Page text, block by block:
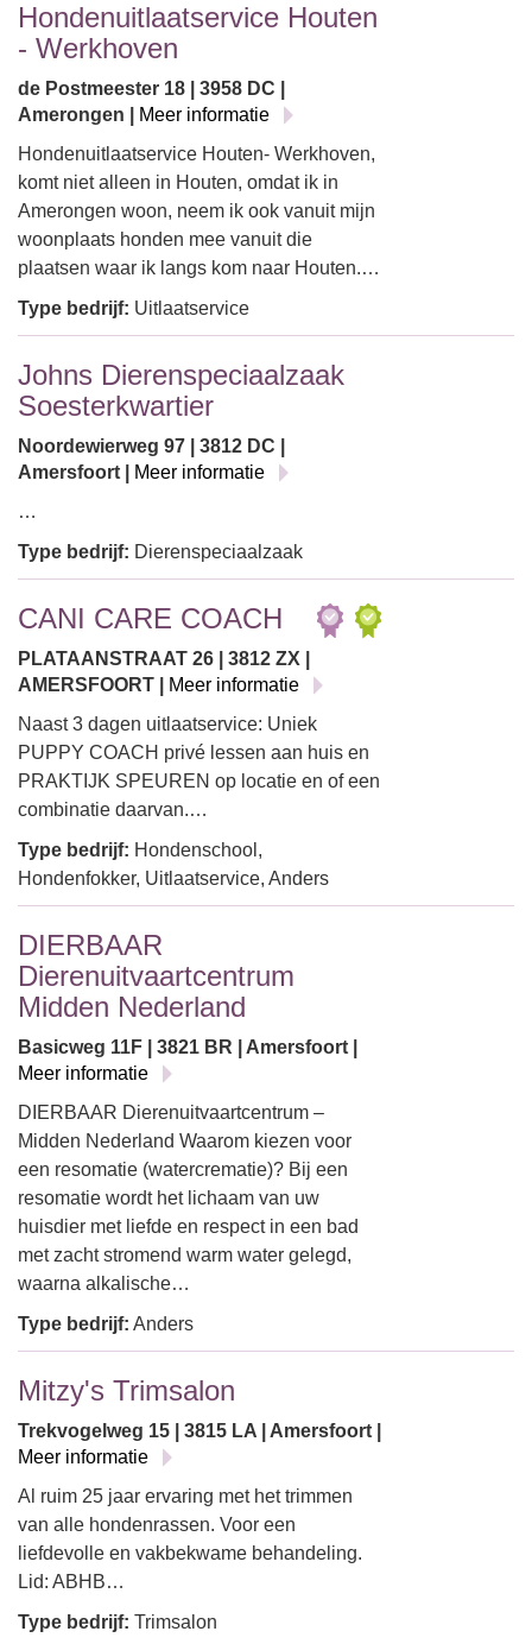
Hondenuitlaatservice Houten
- Werkhoven
de Postmeester 18 | 3958 DC |
Amerongen |
Meer informatie
Hondenuitlaatservice Houten- Werkhoven,
komt niet alleen in Houten, omdat ik in
Amerongen woon, neem ik ook vanuit mijn
woonplaats honden mee vanuit die
plaatsen waar ik langs kom naar Houten.…
Type bedrijf: Uitlaatservice
Johns Dierenspeciaalzaak
Soesterkwartier
Noordewierweg 97 | 3812 DC |
Amersfoort |
Meer informatie
…
Type bedrijf: Dierenspeciaalzaak
CANI CARE COACH
PLATAANSTRAAT 26 | 3812 ZX |
AMERSFOORT |
Meer informatie
Naast 3 dagen uitlaatservice: Uniek
PUPPY COACH privé lessen aan huis en
PRAKTIJK SPEUREN op locatie en of een
combinatie daarvan.…
Type bedrijf: Hondenschool,
Hondenfokker, Uitlaatservice, Anders
DIERBAAR
Dierenuitvaartcentrum
Midden Nederland
Basicweg 11F | 3821 BR | Amersfoort |
Meer informatie
DIERBAAR Dierenuitvaartcentrum –
Midden Nederland Waarom kiezen voor
een resomatie (watercrematie)? Bij een
resomatie wordt het lichaam van uw
huisdier met liefde en respect in een bad
met zacht stromend warm water gelegd,
waarna alkalische…
Type bedrijf: Anders
Mitzy's Trimsalon
Trekvogelweg 15 | 3815 LA | Amersfoort |
Meer informatie
Al ruim 25 jaar ervaring met het trimmen
van alle hondenrassen. Voor een
liefdevolle en vakbekwame behandeling.
Lid: ABHB…
Type bedrijf: Trimsalon